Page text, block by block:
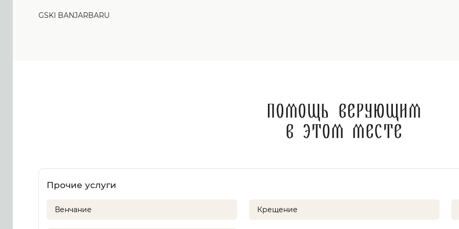
GSKI BANJARBARU
Помощь верующим
в этом месте
Прочие услуги
Венчание Крещение